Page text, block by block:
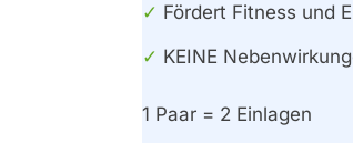
✓ Fördert Fitness und
✓ KEINE
1 Paar = 2 Einlagen